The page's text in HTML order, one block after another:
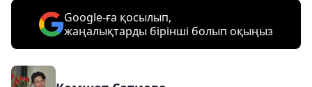
Google-ға қосылып,
жаңалықтарды бірінші болып оқыңыз